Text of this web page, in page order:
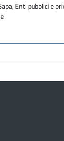
Enti pubblici e